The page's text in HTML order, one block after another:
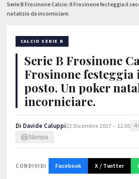
Serie B Frosinone Calcio: Il Frosinone festeggia il
natalizio da incorniciare.
CALCIO SERIE B
Serie B Frosinone
Frosinone festeggia
posto. Un poker
incorniciare.
Di Davide Caluppi22 Dicembre 2017 – 11:05 4
Stampa
CONDIVIDI Facebook X / Twitter